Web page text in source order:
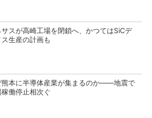
サスが高崎工場を閉鎖へ、かつてはSiCデ
生産の計画も
熊本に半導体産業が集まるのか――地震で
稼働停止相次ぐ